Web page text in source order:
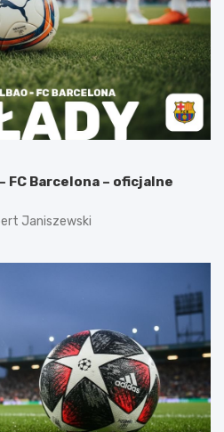
FC Barcelona – oficjalne
Janiszewski